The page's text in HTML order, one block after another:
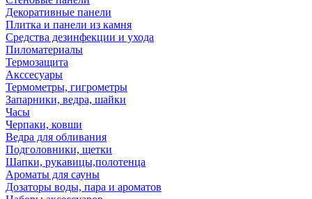
Декоративные панели
Плитка и панели из камня
Средства дезинфекции и ухода
Пиломатериалы
Термозащита
Аксcесуары
Термометры, гигрометры
Запарники, ведра, шайки
Часы
Черпаки, ковши
Ведра для обливания
Подголовники, щетки
Шапки, рукавицы,полотенца
Ароматы для сауны
Дозаторы воды, пара и ароматов